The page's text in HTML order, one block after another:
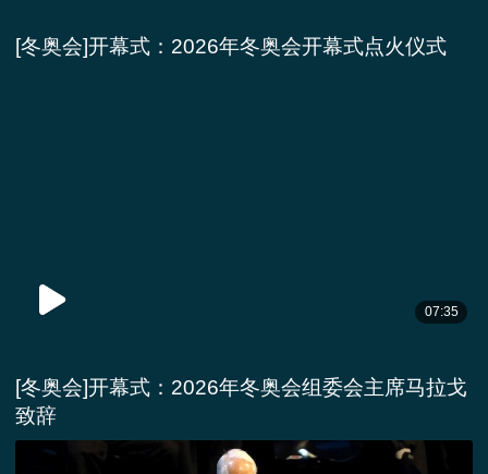
[冬奥会]开幕式：2026年冬奥会开幕式点火仪式
07:35
[冬奥会]开幕式：2026年冬奥会组委会主席马拉戈
致辞